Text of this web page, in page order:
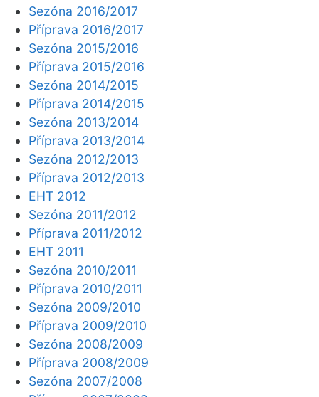
Sezóna 2016/2017
Příprava 2016/2017
Sezóna 2015/2016
Příprava 2015/2016
Sezóna 2014/2015
Příprava 2014/2015
Sezóna 2013/2014
Příprava 2013/2014
Sezóna 2012/2013
Příprava 2012/2013
EHT 2012
Sezóna 2011/2012
Příprava 2011/2012
EHT 2011
Sezóna 2010/2011
Příprava 2010/2011
Sezóna 2009/2010
Příprava 2009/2010
Sezóna 2008/2009
Příprava 2008/2009
Sezóna 2007/2008